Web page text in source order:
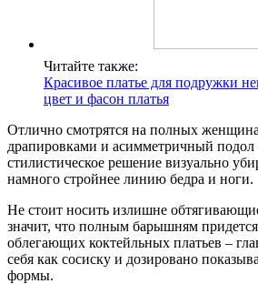
Читайте также:
Красивое платье для подружки
цвет и фасон платья
Отлично смотрятся на полных
драпировками и асимметричный
стилистическое решение визуально
намного стройнее линию бедра и ноги.
Не стоит носить излишне
значит, что полным барышням придется
облегающих коктейльных платьев –
себя как сосиску и дозировано
формы.